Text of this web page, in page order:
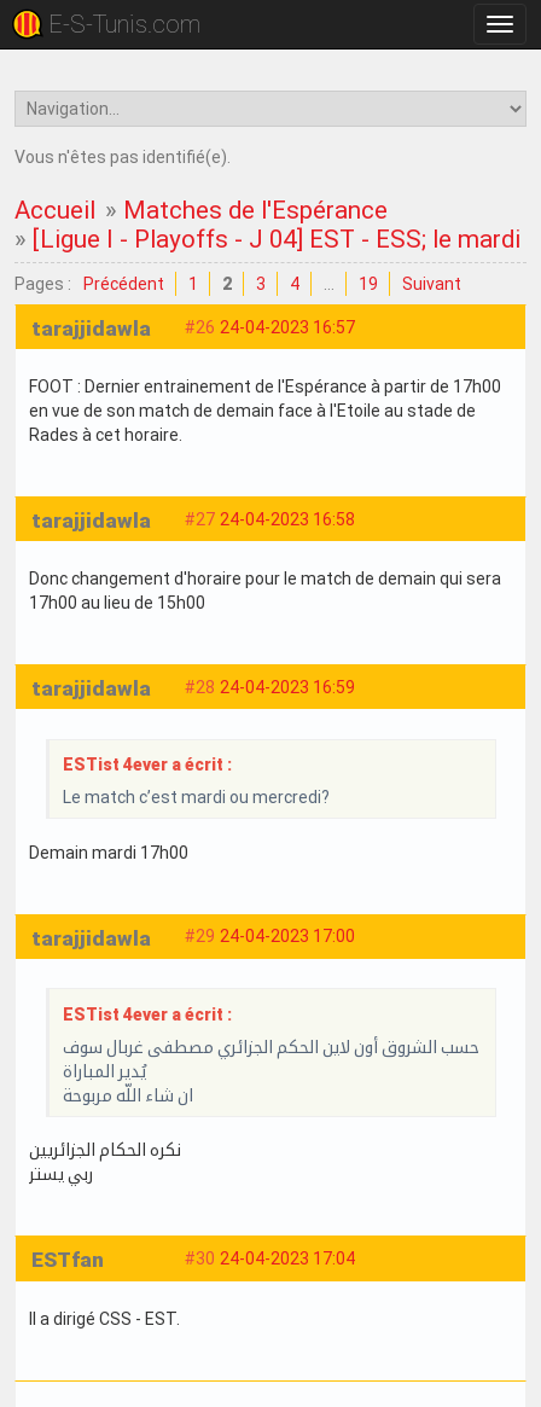
la
E-S-Tunis.com
Vous n'êtes pas identifié(e).
Accueil » Matches de l'Espérance
» [Ligue I - Playoffs - J 04] EST - ESS; le mardi
Pages : Précédent 1 2 3 4 19 Suivant
#26 24-04-2023 16:57
tarajjidawla
FOOT : Dernier entrainement de l'Espérance à partir de 17h00
en vue de son match de demain face à l'Etoile au stade de
Rades à cet horaire.
#27 24-04-2023 16:58
tarajjidawla
Donc changement d'horaire pour le match de demain qui sera
17h00 au lieu de 15h00
#28 24-04-2023 16:59
tarajjidawla
ESTist 4ever a écrit :
Le match c’est mardi ou mercredi?
Demain mardi 17h00
#29 24-04-2023 17:00
tarajjidawla
ESTist 4ever a écrit :
حسب الشروق أون لاين الحكم الجزائري مصطفى غربال سوف
يُدير المباراة
ان شاء اللّه مربوحة
نكره الحكام الجزائريين
ربي يستر
#30 24-04-2023 17:04
ESTfan
Il a dirigé CSS - EST.